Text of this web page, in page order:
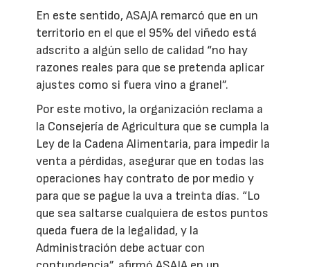
En este sentido, ASAJA remarcó que en un
territorio en el que el 95% del viñedo está
adscrito a algún sello de calidad “no hay
razones reales para que se pretenda aplicar
ajustes como si fuera vino a granel”.
Por este motivo, la organización reclama a
la Consejería de Agricultura que se cumpla la
Ley de la Cadena Alimentaria, para impedir la
venta a pérdidas, asegurar que en todas las
operaciones hay contrato de por medio y
para que se pague la uva a treinta días. “Lo
que sea saltarse cualquiera de estos puntos
queda fuera de la legalidad, y la
Administración debe actuar con